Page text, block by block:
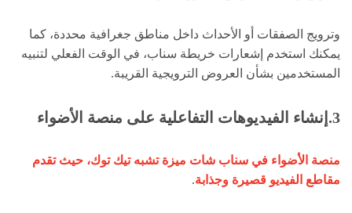
وترويج الصفقات أو الأحداث داخل مناطق جغرافية محددة، كما
يمكنك استخدم إشعارات خريطة سناب، في الوقت الفعلي لتنبيه
المستخدمين بشأن العروض الترويجية القريبة.
3.إنشاء الفيديوهات التفاعلية على منصة الأضواء
منصة الأضواء في سناب شات ميزة تشبه تيك توك، حيث تقدم
مقاطع الفيديو قصيرة وجذابة.